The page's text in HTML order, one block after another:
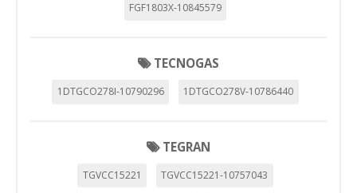
FGF1803X-10845579
TECNOGAS
1DTGCO278I-10790296 1DTGCO278V-10786440
TEGRAN
TGVCC15221 TGVCC15221-10757043